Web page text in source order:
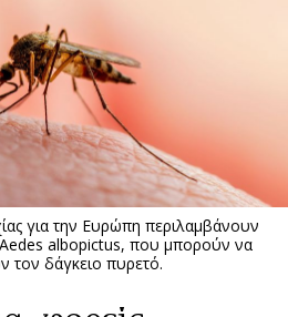
Απόψεις
Αρθρογραφία
The Hill
Υγεία
Αγγελίες
Ενοικιάζονται
Πωλούνται
Ζητούν εργασία
Θέσεις εργασίας
για την Ευρώπη περιλαμβάνουν
albopictus, που μπορούν να
τον δάγκειο πυρετό.